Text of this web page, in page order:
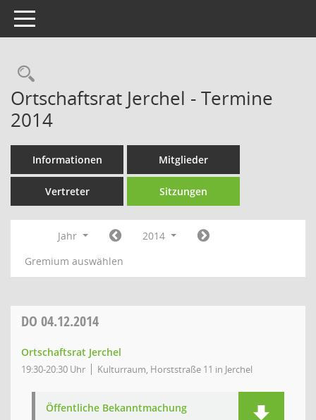
Toggle navigation
Rechercheauswahl
Ortschaftsrat Jerchel - Termine
2014
Informationen Mitglieder
Vertreter Sitzungen
Jahr
2014
Gremium auswählen
DO 04.12.2014
Ortschaftsrat Jerchel
19:30-20:30 Uhr Kulturraum, Horststraße 11 in Jerchel
Öffentliche Bekanntmachung